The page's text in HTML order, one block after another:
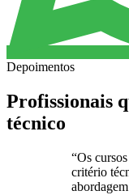
Depoimentos
Profissionais
técnico
“Os
critério